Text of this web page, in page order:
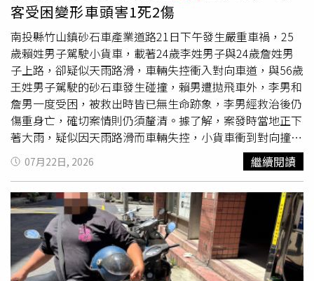
尋找安全地點停車休息，切勿勉強駕駛。疲勞駕駛往往只需
短短幾秒鐘的恍神，就可能釀成無法挽回的人命傷亡，不僅
造成受害者家庭永遠的傷痛，也讓肇事駕駛背負沉重的法律
責任與心理壓力。
客受困變形車頭害1死2傷
南投縣竹山鎮砂石車產業道路21日下午發生嚴重車禍，25
歲賴姓男子駕駛小貨車，載著24歲李姓男子與24歲詹姓男
子上路，卻疑似天雨路滑，車輛失控衝入對向車道，與56歲
王姓男子駕駛的砂石車發生碰撞，賴男遭拋飛車外，李男和
詹男一度受困，被救出時皆已無生命跡象，李男經救治後仍
傷重身亡，確切案情則仍須釐清。據了解，案發時當地正下
著大雨，疑似因天雨路滑而車輛失控，小貨車衝到對向撞擊
砂石車，強烈撞擊力道導致貨車車體嚴重變形，賴男被拋飛
車外，李、詹則一度受困。救援人員趕抵後，立刻動用破壞
器材破切車體將受困兩人救出，但李男因頭部遭受重創且全
身多處肢體骨折，送醫時已無生命徵象，經醫院全力搶救後
仍宣告不治；詹男經插管急救後順利恢復生命跡象，目前已
轉院進行後續治療，拋飛受傷的賴姓駕駛救治後已無生命危
險。警方現場實施酒測後確認，兩車駕駛均無酒精反應，初
步排除酒駕肇事可能，確切事故原因則仍待調查釐清。
07月22日, 2026 繼續閱讀